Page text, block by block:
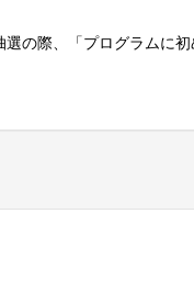
の際、「プログラムに